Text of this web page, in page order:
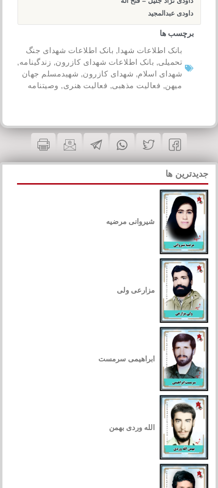
داودی عبدالمجید
برچسب ها
بانک اطلاعات شهدا , بانک اطلاعات شهدای جنگ
تحمیلی, بانک اطلاعات شهدای کازرون, زندگینامه,
شهدای اسلام, شهدای کازرون, شهیدمسلم جهان
میهن, فعالیت مذهبی, فعالیت هنری, وصیتنامه
جدیدترین ها
شیروانی مرضیه
مزارعی ولی
ابراهیمی سرمست
الله وردی بهمن